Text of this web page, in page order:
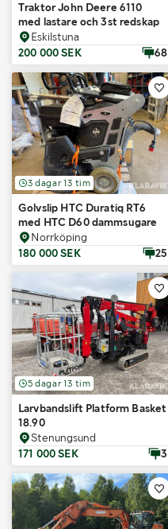
Traktor John Deere 6110
med lastare och 3st redskap
Eskilstuna
200 000 SEK
68
3 dagar 13 tim
Golvslip HTC Duratiq RT6
med HTC D60 dammsugare
Norrköping
180 000 SEK
25
5 dagar 13 tim
Larvbandslift Platform Basket
18.90
Stenungsund
171 000 SEK
3